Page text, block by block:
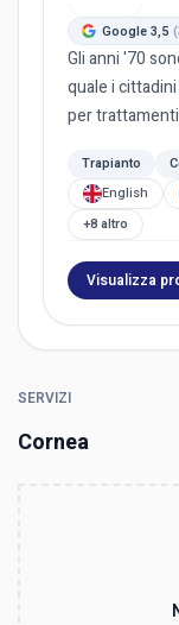
Google 3,5
Gli anni '70
quale i
per
Trapianto
English
+8 altro
Visualizza
SERVIZI
Cornea